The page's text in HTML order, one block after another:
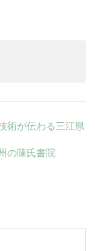
術が伝わる三江県
の陳氏書院